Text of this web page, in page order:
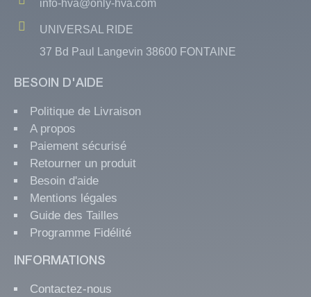
info-hva@only-hva.com
UNIVERSAL RIDE
37 Bd Paul Langevin 38600 FONTAINE
BESOIN D'AIDE
Politique de Livraison
A propos
Paiement sécurisé
Retourner un produit
Besoin d'aide
Mentions légales
Guide des Tailles
Programme Fidélité
INFORMATIONS
Contactez-nous